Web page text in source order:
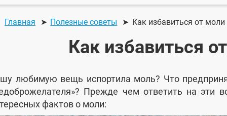
Главная Полезные советы Как избавиться от моли
Как избавиться
любимую вещь испортила моль? Что
Прежде чем ответить на эти
фактов о моли: